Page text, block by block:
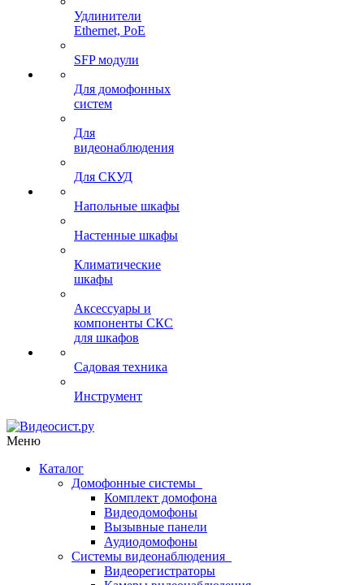
Удлинители
Ethernet, PoE
SFP модули
Для домофонных
систем
Для
видеонаблюдения
Для СКУД
Напольные шкафы
Настенные шкафы
Климатические
шкафы
Аксессуары и
компоненты СКС
для шкафов
Садовая техника
Инструмент
Меню
Каталог
Домофонные системы
Комплект домофона
Видеодомофоны
Вызывные панели
Аудиодомофоны
Системы видеонаблюдения
Видеорегистраторы